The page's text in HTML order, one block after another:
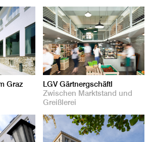
Graz
LGV Gärtnergschäftl
Zwischen Marktstand und
Greißlerei